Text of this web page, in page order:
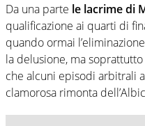
Da una parte le lacrime di
qualificazione ai quarti di
quando ormai
la delusione, ma soprattutto
che alcuni episodi arbitrali
clamorosa rimonta